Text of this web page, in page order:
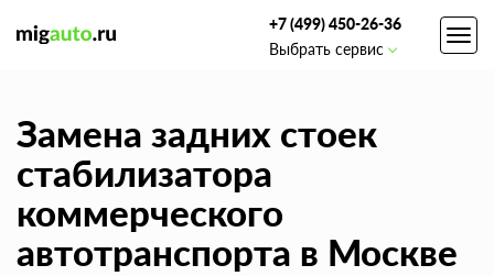
+7 (499) 450-26-36
Выбрать сервис
Замена задних стоек
стабилизатора
коммерческого
автотранспорта в Москве